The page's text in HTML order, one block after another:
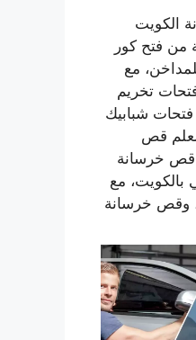
الكويت
مدار 24 ساعة من فتح كور
مع
تخريم
فتحات شبابيك
قص
قص خرسانة
بالكويت، مع
وقص خرسانة